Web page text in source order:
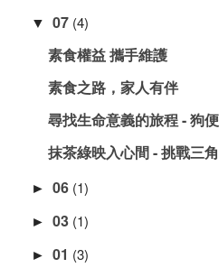
▼ 07 (4)
素食權益 攜手維護
素食之路，家人有伴
尋找生命意義的旅程 - 狗
抹茶綠映入心間 - 挑戰三
► 06 (1)
► 03 (1)
► 01 (3)